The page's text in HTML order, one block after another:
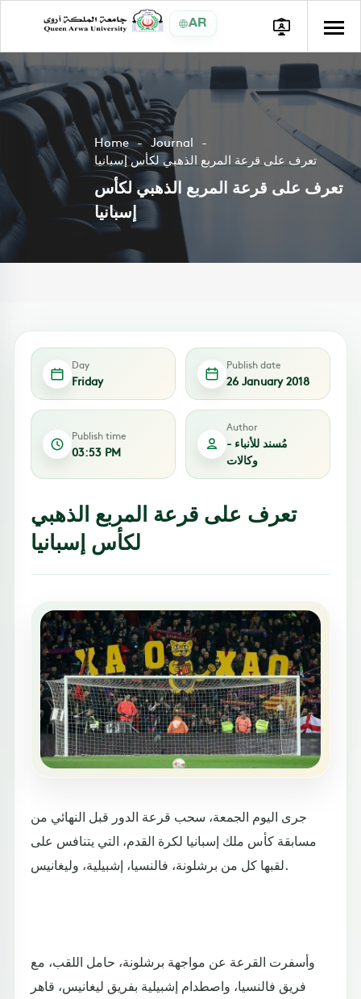
AR
Home
Journal
تعرف على قرعة المربع الذهبي لكأس إسبانيا
تعرف على قرعة المربع الذهبي لكأس
إسبانيا
Day
Friday
Publish date
26 January 2018
Publish time
03:53 PM
Author
مُسند للأنباء -
وكالات
تعرف على قرعة المربع الذهبي
لكأس إسبانيا
جرى اليوم الجمعة، سحب قرعة الدور قبل النهائي من
مسابقة كأس ملك إسبانيا لكرة القدم، التي يتنافس على
لقبها كل من برشلونة، فالنسيا، إشبيلية، وليغانيس.
وأسفرت القرعة عن مواجهة برشلونة، حامل اللقب، مع
فريق فالنسيا، واصطدام إشبيلية بفريق ليغانيس، قاهر